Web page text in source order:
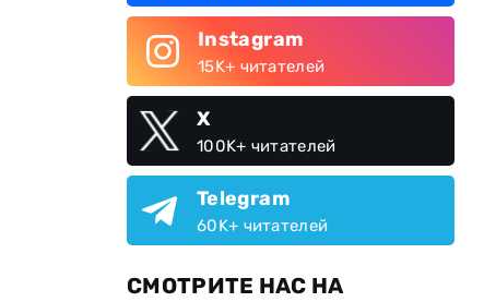
Instagram
15K+ читателей
X
100K+ читателей
Telegram
60K+ читателей
СМОТРИТЕ НАС НА